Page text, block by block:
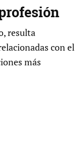
resulta
con el
más